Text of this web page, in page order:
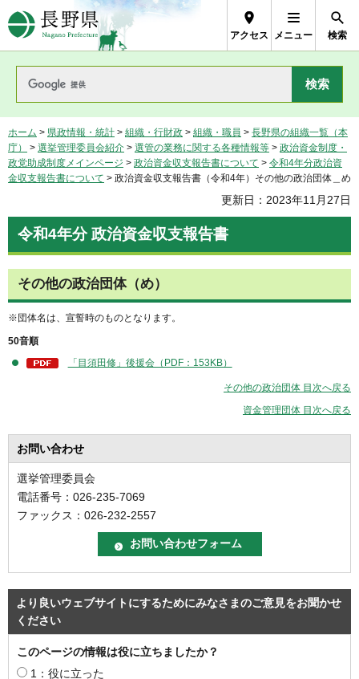
長野県Nagano Prefecture
アクセス メニュー 検索
ホーム > 県政情報・統計 > 組織・行財政 > 組織・職員 > 長野県の組織一覧（本
庁）
> 選挙管理委員会紹介 > 選管の業務に関する各種情報等 > 政治資金制度・
政党助成制度メインページ > 政治資金収支報告書について > 令和4年分政治資
金収支報告書について > 政治資金収支報告書（令和4年）その他の政治団体＿め
更新日：2023年11月27日
令和4年分 政治資金収支報告書
その他の政治団体（め）
※団体名は、宣誓時のものとなります。
50音順
「目須田修」後援会（PDF：153KB）
その他の政治団体 目次へ戻る
資金管理団体 目次へ戻る
お問い合わせ
選挙管理委員会
電話番号：026-235-7069
ファックス：026-232-2557
より良いウェブサイトにするためにみなさまのご意見をお聞かせ
ください
このページの情報は役に立ちましたか？
1：役に立った